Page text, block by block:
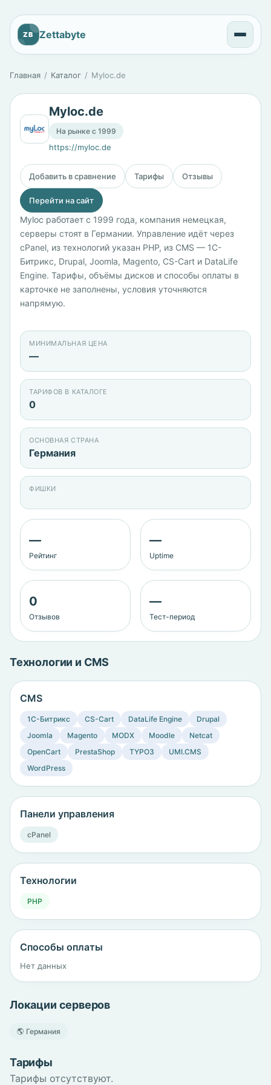
ZB Zettabyte
Главная Каталог Myloc.de
Myloc.de
На рынке с 1999
https://myloc.de
Добавить в сравнение Тарифы Отзывы
Перейти на сайт
Myloc работает с 1999 года, компания немецкая,
серверы стоят в Германии. Управление идёт через
cPanel, из технологий указан PHP, из CMS — 1С-
Битрикс, Drupal, Joomla, Magento, CS-Cart и DataLife
Engine. Тарифы, объёмы дисков и способы оплаты в
карточке не заполнены, условия уточняются
напрямую.
МИНИМАЛЬНАЯ ЦЕНА
—
ТАРИФОВ В КАТАЛОГЕ
0
ОСНОВНАЯ СТРАНА
Германия
ФИШКИ
—
Рейтинг
—
Uptime
0
Отзывов
—
Тест-период
Технологии и CMS
CMS
1C-Битрикс CS-Cart DataLife Engine
Drupal
Joomla
Magento MODX Moodle
Netcat
OpenCart
PrestaShop TYPO3
UMI.CMS
WordPress
Панели управления
cPanel
Технологии
PHP
Способы оплаты
Нет данных
Локации серверов
🌎 Германия
Тарифы
Тарифы отсутствуют.